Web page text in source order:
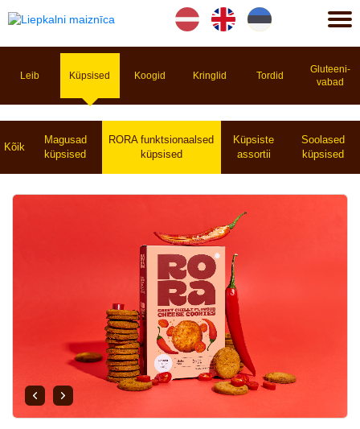
Lv En
Leib Küpsised Koogid Kringlid Tordid
Gluteeni­
vabad
Kõik
Magusad
küpsised
RORA funktsionaalsed
küpsised
Küpsiste
assortii
Soolased
küpsised